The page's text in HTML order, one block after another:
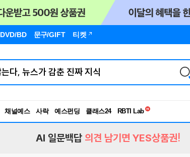
DVD/BD 문구/GIFT 티켓
채널예스 사락 예스펀딩 클래스24
독서유형검사
AI 일문백답 의견 남기면 YES상품권!